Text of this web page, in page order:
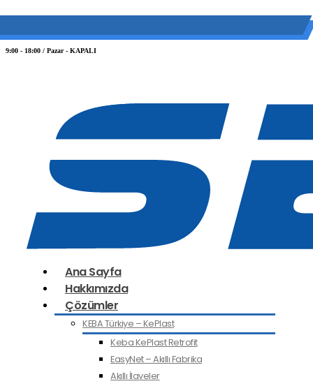
9:00 - 18:00 / Pazar - KAPALI
Ana Sayfa
Hakkımızda
Çözümler
KEBA Türkiye – KePlast
Keba KePlast Retrofit
EasyNet – Akıllı Fabrika
Akıllı İlaveler